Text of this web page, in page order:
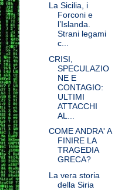
La Sicilia, i
Forconi e
l’Islanda.
Strani legami
c...
CRISI,
SPECULAZIO
NE E
CONTAGIO:
ULTIMI
ATTACCHI
AL...
COME ANDRA' A
FINIRE LA
TRAGEDIA
GRECA?
La vera storia
della Siria